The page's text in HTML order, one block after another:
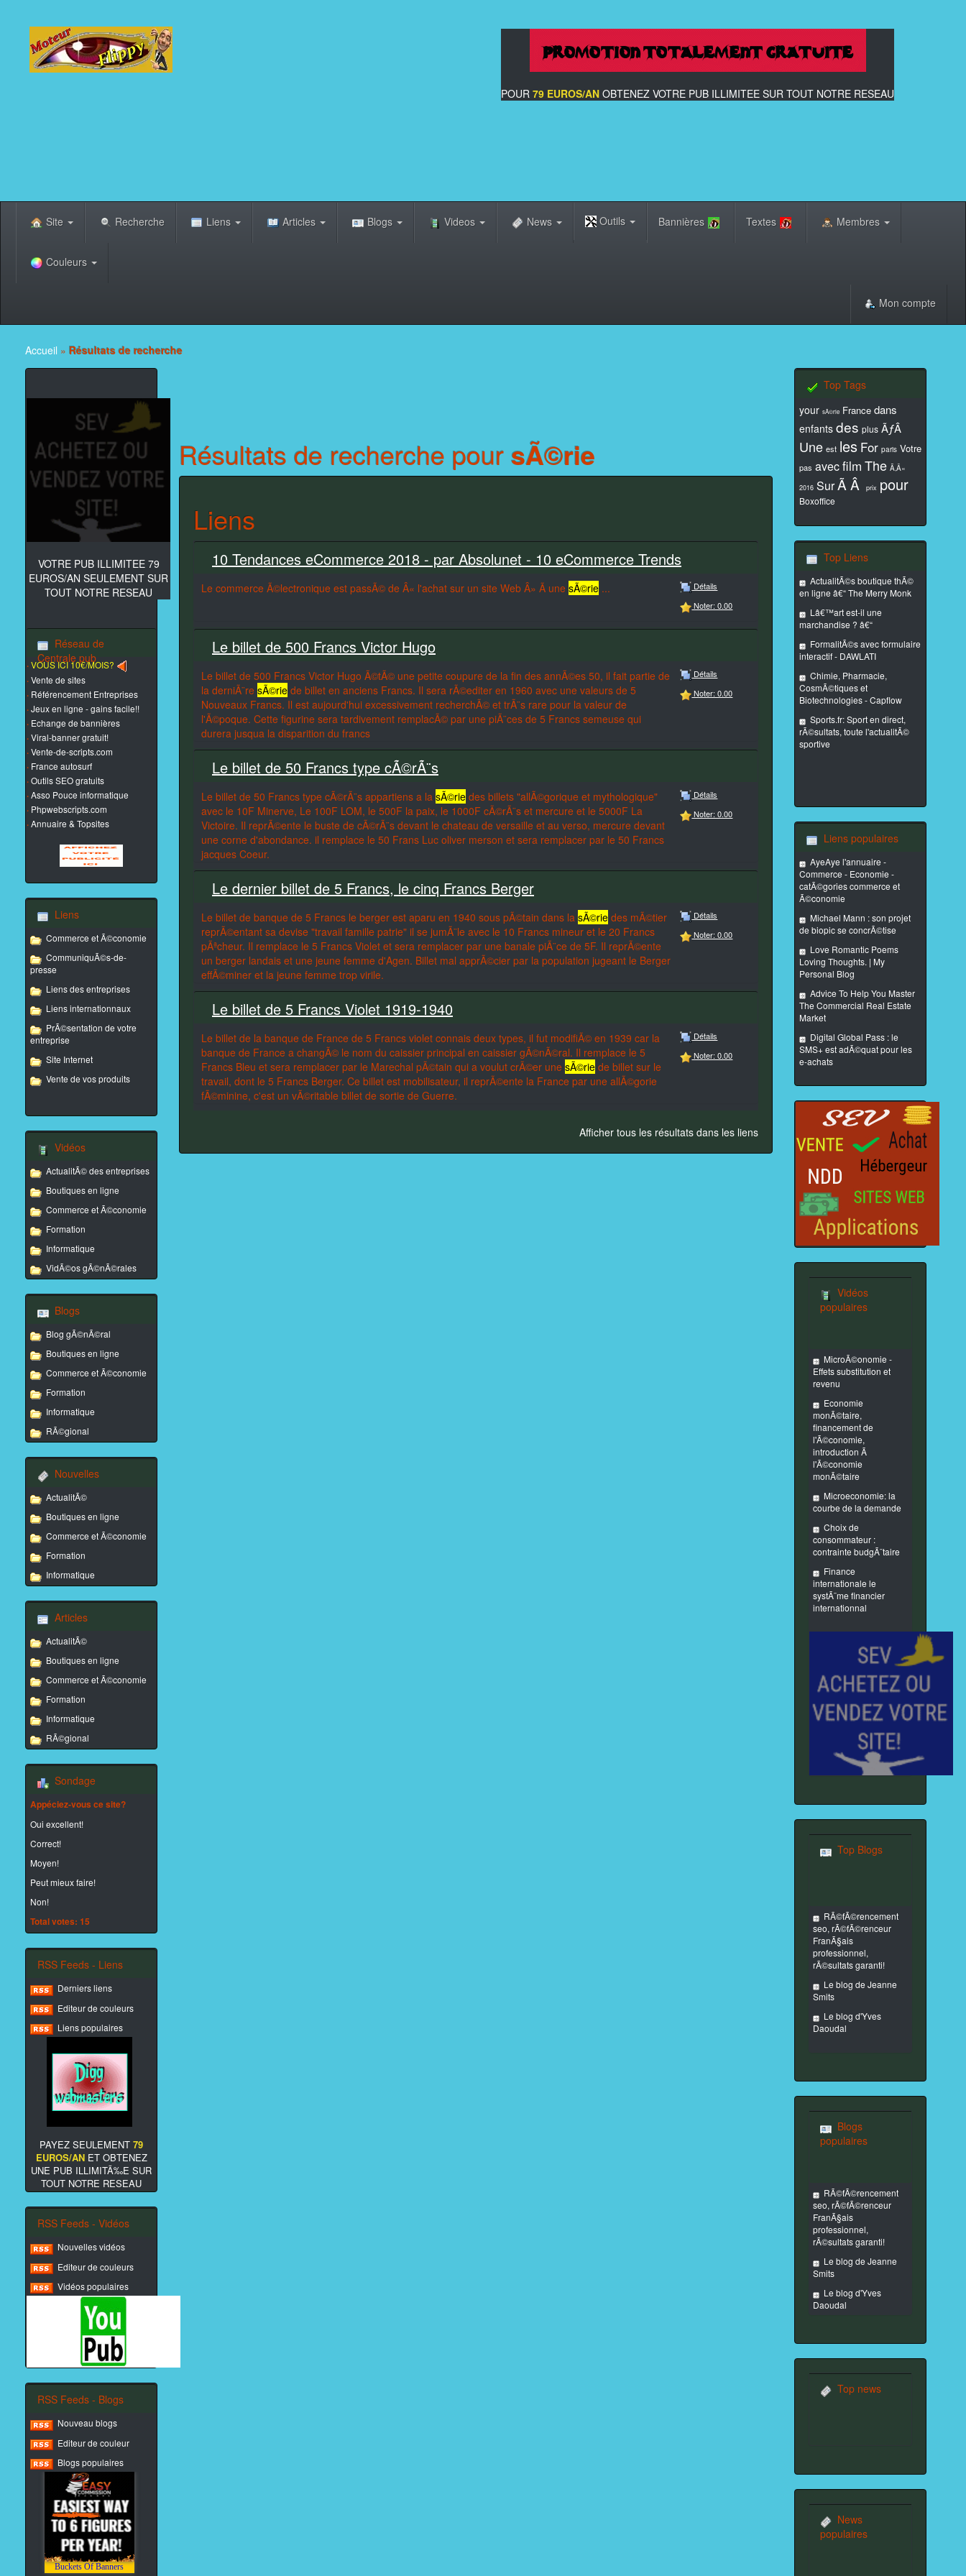
POUR 79 EUROS/AN OBTENEZ VOTRE PUB ILLIMITEE SUR TOUT NOTRE RESEAU
Site Recherche Liens Articles Blogs Videos News Outils Bannières Textes Membres
Couleurs
Mon compte
Accueil » Résultats de recherche
VOTRE PUB ILLIMITEE 79
EUROS/AN SEULEMENT SUR
TOUT NOTRE RESEAU
Réseau de
Centrale pub
·VOUS ICI 10€/MOIS?
·Vente de sites
· Référencement Entreprises
·Jeux en ligne - gains facile!!
· Echange de bannières
·Viral-banner gratuit!
·Vente-de-scripts.com
· France autosurf
·Outils SEO gratuits
·Asso Pouce informatique
· Phpwebscripts.com
·Annuaire & Topsites
Liens
Commerce et Ã©conomie
CommuniquÃ©s-de-
presse
Liens des entreprises
Liens internationnaux
PrÃ©sentation de votre
entreprise
Site Internet
Vente de vos produits
Vidéos
ActualitÃ© des entreprises
Boutiques en ligne
Commerce et Ã©conomie
Formation
Informatique
VidÃ©os gÃ©nÃ©rales
Blogs
Blog gÃ©nÃ©ral
Boutiques en ligne
Commerce et Ã©conomie
Formation
Informatique
RÃ©gional
Nouvelles
ActualitÃ©
Boutiques en ligne
Commerce et Ã©conomie
Formation
Informatique
Articles
ActualitÃ©
Boutiques en ligne
Commerce et Ã©conomie
Formation
Informatique
RÃ©gional
Sondage
Appéciez-vous ce site?
Oui excellent!
Correct!
Moyen!
Peut mieux faire!
Non!
Total votes: 15
RSS Feeds - Liens
Derniers liens
Editeur de couleurs
Liens populaires
PAYEZ SEULEMENT 79
EUROS/ANET OBTENEZ
UNE PUB ILLIMITÃ‰E SUR
TOUT NOTRE RESEAU
RSS Feeds - Vidéos
Nouvelles vidéos
Editeur de couleurs
Vidéos populaires
RSS Feeds - Blogs
Nouveau blogs
Editeur de couleur
Blogs populaires
Résultats de recherche poursÃ©rie
Liens
10 Tendances eCommerce 2018 - par Absolunet - 10 eCommerce Trends
Le commerce Ã©lectronique est passÃ© de Â« l'achat sur un site Web Â» Ã une sÃ©rie ...
Détails
Noter: 0.00
Le billet de 500 Francs Victor Hugo
Le billet de 500 Francs Victor Hugo Ã©tÃ© une petite coupure de la fin des annÃ©es 50, il fait partie de
la derniÃ¨re sÃ©rie de billet en anciens Francs. Il sera rÃ©editer en 1960 avec une valeurs de 5
Nouveaux Francs. Il est aujourd'hui excessivement recherchÃ© et trÃ¨s rare pour la valeur de
l'Ã©poque. Cette figurine sera tardivement remplacÃ© par une piÃ¨ces de 5 Francs semeuse qui
durera jusqua la disparition du francs
Détails
Noter: 0.00
Le billet de 50 Francs type cÃ©rÃ¨s
Le billet de 50 Francs type cÃ©rÃ¨s appartiens a la sÃ©rie des billets "allÃ©gorique et mythologique"
avec le 10F Minerve, Le 100F LOM, le 500F la paix, le 1000F cÃ©rÃ¨s et mercure et le 5000F La
Victoire. Il reprÃ©ente le buste de cÃ©rÃ¨s devant le chateau de versaille et au verso, mercure devant
une corne d'abondance. il remplace le 50 Frans Luc oliver merson et sera remplacer par le 50 Francs
jacques Coeur.
Détails
Noter: 0.00
Le dernier billet de 5 Francs, le cinq Francs Berger
Le billet de banque de 5 Francs le berger est aparu en 1940 sous pÃ©tain dans la sÃ©rie des mÃ©tier
reprÃ©entant sa devise "travail famille patrie" il se jumÃ¨le avec le 10 Francs mineur et le 20 Francs
pÃªcheur. Il remplace le 5 Francs Violet et sera remplacer par une banale piÃ¨ce de 5F. Il reprÃ©ente
un berger landais et une jeune femme d'Agen. Billet mal apprÃ©cier par la population jugeant le Berger
effÃ©miner et la jeune femme trop virile.
Détails
Noter: 0.00
Le billet de 5 Francs Violet 1919-1940
Le billet de la banque de France de 5 Francs violet connais deux types, il fut modifiÃ© en 1939 car la
banque de France a changÃ© le nom du caissier principal en caissier gÃ©nÃ©ral. Il remplace le 5
Francs Bleu et sera remplacer par le Marechal pÃ©tain qui a voulut crÃ©er une sÃ©rie de billet sur le
travail, dont le 5 Francs Berger. Ce billet est mobilisateur, il reprÃ©ente la France par une allÃ©gorie
fÃ©minine, c'est un vÃ©ritable billet de sortie de Guerre.
Détails
Noter: 0.00
Afficher tous les résultats dans les liens
Top Tags
your sÃ©rie France dans
enfants des plus ÃƒÂ
Une est les For paris Votre
pas avecfilm The Ã‚Â«
2016 SurÃ Â prix pour
Boxoffice
Top Liens
ActualitÃ©s boutique thÃ©
en ligne â€“ The Merry Monk
Lâ€™art est-il une
marchandise ? â€“
FormalitÃ©s avec formulaire
interactif - DAWLATI
Chimie, Pharmacie,
CosmÃ©tiques et
Biotechnologies - Capflow
Sports.fr: Sport en direct,
rÃ©sultats, toute l'actualitÃ©
sportive
Liens populaires
AyeAye l'annuaire -
Commerce - Economie -
catÃ©gories commerce et
Ã©conomie
Michael Mann : son projet
de biopic se concrÃ©tise
Love Romantic Poems
Loving Thoughts. | My
Personal Blog
Advice To Help You Master
The Commercial Real Estate
Market
Digital Global Pass : le
SMS+ est adÃ©quat pour les
e-achats
Vidéos
populaires
MicroÃ©onomie -
Effets substitution et
revenu
Economie
monÃ©taire,
financement de
l'Ã©conomie,
introduction Ã
l'Ã©conomie
monÃ©taire
Microeconomie: la
courbe de la demande
Choix de
consommateur :
contrainte budgÃ¨taire
Finance
internationale le
systÃ¨me financier
internationnal
Top Blogs
RÃ©fÃ©rencement
seo, rÃ©fÃ©renceur
FranÃ§ais
professionnel,
rÃ©sultats garanti!
Le blog de Jeanne
Smits
Le blog d'Yves
Daoudal
Blogs
populaires
RÃ©fÃ©rencement
seo, rÃ©fÃ©renceur
FranÃ§ais
professionnel,
rÃ©sultats garanti!
Le blog de Jeanne
Smits
Le blog d'Yves
Daoudal
Top news
News
populaires